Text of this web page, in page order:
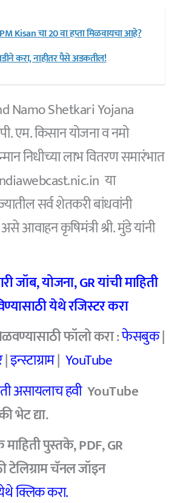
PM Kisan चा 20 वा हप्ता मिळवायचा आहे?
करा, नाहीतर पैसे अडकतील!
Namo Shetkari Yojana
एम. किसान योजना व नमो
निधीच्या लाभ वितरण समारंभात
या
सर्व शेतकरी बांधवांनी
आवाहन कृषिमंत्री श्री. मुंडे यांनी
जॉब, योजना, GR यांची माहिती
येथे रजिस्टर करा
फॉलो करा :फेसबुक|
|इन्स्टाग्राम| YouTube
असायलाच हवीYouTube
भेट द्या.
पुस्तके, PDF, GR
टेलिग्राम चॅनल जॉइन
क्लिक करा.